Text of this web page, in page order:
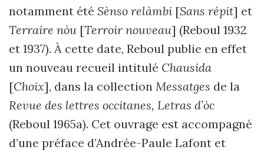
notamment été Sènso relàmbi [Sans répit] et
Terraire nòu [Terroir nouveau] (Reboul 1932
et 1937). À cette date, Reboul publie en effet
un nouveau recueil intitulé Chausida
[Choix], dans la collection Messatges de la
Revue des lettres occitanes, Letras d’òc
(Reboul 1965a). Cet ouvrage est accompagné
d’une préface d’Andrée-Paule Lafont et